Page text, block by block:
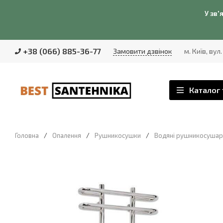
У
+38 (066) 885-36-77 Замовити дзвінок м. Київ,
Каталог
Головна / Опалення / Рушникосушки / Водяні